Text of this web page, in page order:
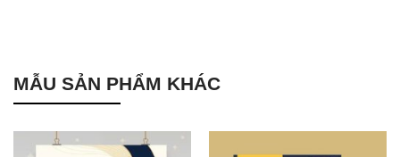
MẪU SẢN PHẨM KHÁC